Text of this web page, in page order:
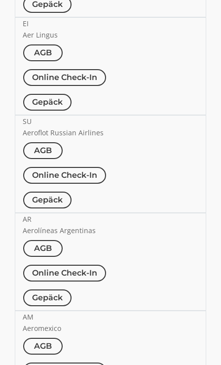
Gepäck
EI
Aer Lingus
AGB
Online Check-In
Gepäck
SU
Aeroflot Russian Airlines
AGB
Online Check-In
Gepäck
AR
Aerolíneas Argentinas
AGB
Online Check-In
Gepäck
AM
Aeromexico
AGB